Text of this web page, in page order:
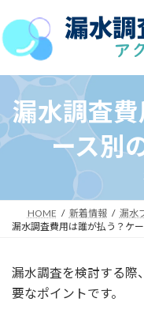
ン
テ
ツ
ス
キ
ビ
ゲ
シ
ン
に
漏水調査
ース別
HOME 新着情報
漏水
漏水調査費用は誰が払う？ケ
漏水調査を検討する際
要なポイントです。